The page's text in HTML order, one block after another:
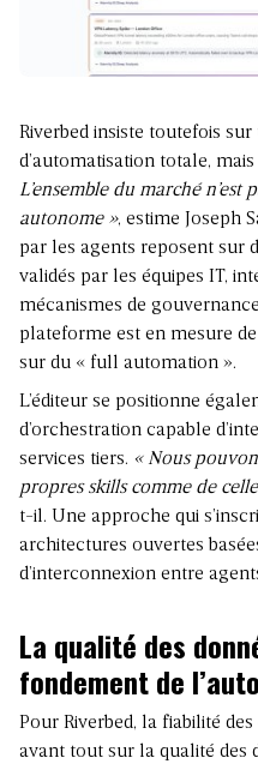
Riverbed insiste toutefois sur
d’automatisation totale, mais
L’ensemble du marché
autonome », estime Joseph
par les agents reposent sur
validés par les équipes IT,
mécanismes de
plateforme est en mesure
sur du « full automation ».
L’éditeur se positionne
d’orchestration capable
services tiers. « Nous
propres skills comme de
t-il. Une approche qui
architectures ouvertes
d’interconnexion entre
La qualité des
fondement de
Pour Riverbed, la fiabilité
avant tout sur la qualité des